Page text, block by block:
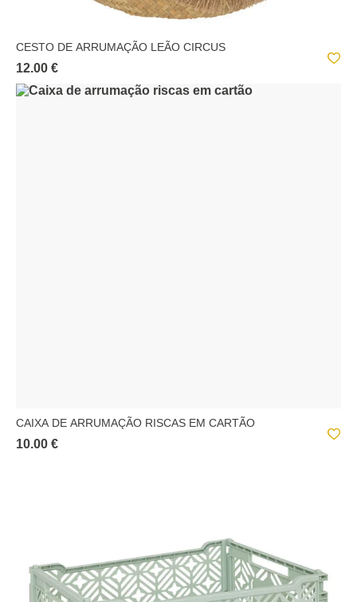
CESTO DE ARRUMAÇÃO LEÃO CIRCUS
12.00 €
CAIXA DE ARRUMAÇÃO RISCAS EM CARTÃO
10.00 €